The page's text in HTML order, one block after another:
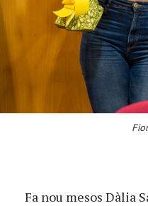
Fa nou mesos Dàlia